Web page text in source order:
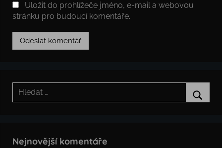
Uložit do prohlížeče jméno, e-mail a webovou
stránku pro budoucí komentáře.
Hledat:
Nejnovější komentáře